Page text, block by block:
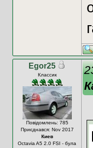
Egor25
Классик
Повідомлень: 785
Приєднався: Nov 2017
Киев
Octavia A5 2.0 FSI - була